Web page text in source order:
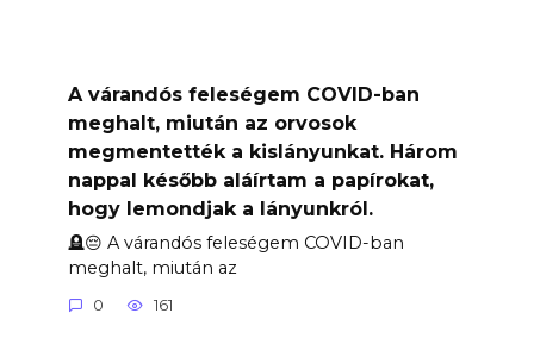
A várandós feleségem COVID-ban
meghalt, miután az orvosok
megmentették a kislányunkat. Három
nappal később aláírtam a papírokat,
hogy lemondjak a lányunkról.
🪦😔 A várandós feleségem COVID-ban
meghalt, miután az
0 161